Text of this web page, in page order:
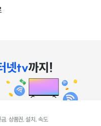
, 상품권, 설치, 속도